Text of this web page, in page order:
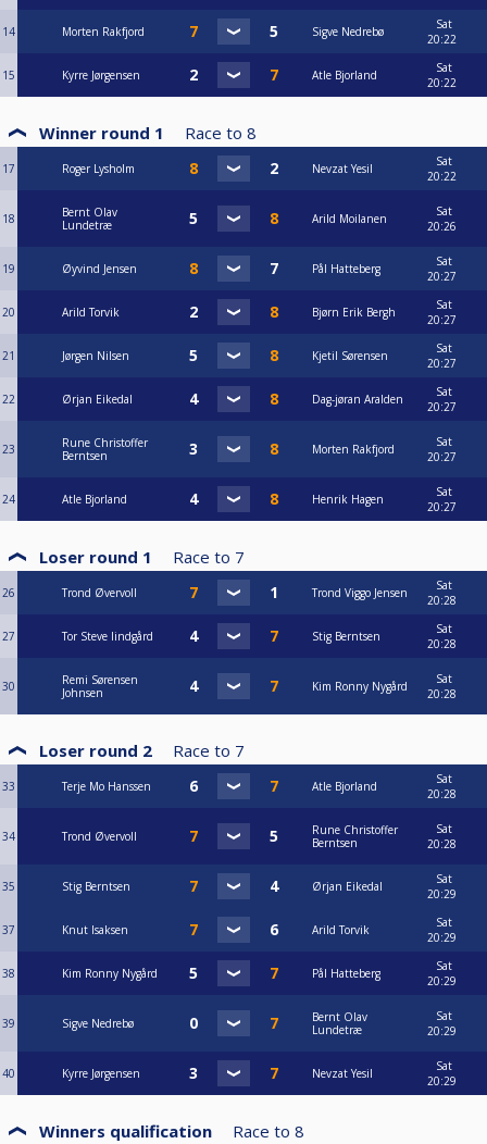
14 Morten Rakfjord Sigve Nedrebø
Sat
20:22
15 Kyrre Jørgensen Atle Bjorland
Sat
20:22
Winner round 1 Race to 8
17 Roger Lysholm Nevzat Yesil
Sat
20:22
18
Bernt Olav
Lundetræ
Arild Moilanen
Sat
20:26
19 Øyvind Jensen Pål Hatteberg
Sat
20:27
20 Arild Torvik Bjørn Erik Bergh
Sat
20:27
21 Jørgen Nilsen Kjetil Sørensen
Sat
20:27
22 Ørjan Eikedal Dag-jøran Aralden
Sat
20:27
23
Rune Christoffer
Berntsen
Morten Rakfjord
Sat
20:27
24 Atle Bjorland Henrik Hagen
Sat
20:27
Loser round 1 Race to 7
26 Trond Øvervoll Trond Viggo Jensen
Sat
20:28
27 Tor Steve lindgård Stig Berntsen
Sat
20:28
30
Remi Sørensen
Johnsen
Kim Ronny Nygård
Sat
20:28
Loser round 2 Race to 7
33 Terje Mo Hanssen Atle Bjorland
Sat
20:28
34 Trond Øvervoll
Rune Christoffer
Berntsen
Sat
20:28
35 Stig Berntsen Ørjan Eikedal
Sat
20:29
37 Knut Isaksen Arild Torvik
Sat
20:29
38 Kim Ronny Nygård Pål Hatteberg
Sat
20:29
39 Sigve Nedrebø
Bernt Olav
Lundetræ
Sat
20:29
40 Kyrre Jørgensen Nevzat Yesil
Sat
20:29
Winners qualification Race to 8